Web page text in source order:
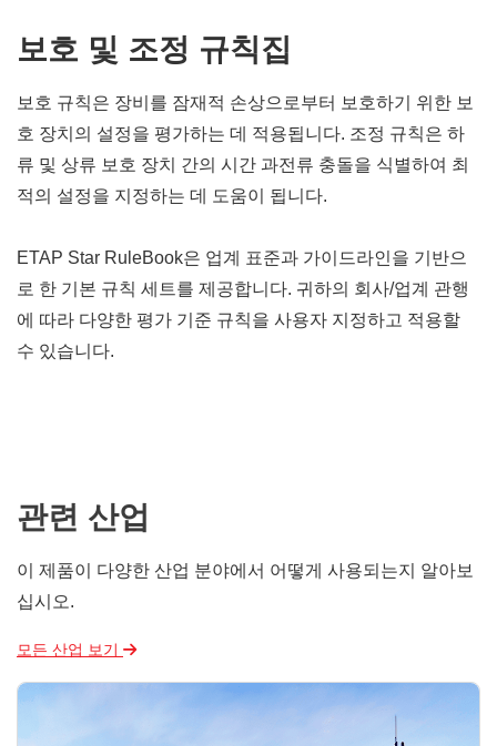
보호 및 조정 규칙집
보호 규칙은 장비를 잠재적 손상으로부터 보호하기 위한 보
호 장치의 설정을 평가하는 데 적용됩니다. 조정 규칙은 하
류 및 상류 보호 장치 간의 시간 과전류 충돌을 식별하여 최
적의 설정을 지정하는 데 도움이 됩니다.
ETAP Star RuleBook은 업계 표준과 가이드라인을 기반으
로 한 기본 규칙 세트를 제공합니다. 귀하의 회사/업계 관행
에 따라 다양한 평가 기준 규칙을 사용자 지정하고 적용할
수 있습니다.
관련 산업
이 제품이 다양한 산업 분야에서 어떻게 사용되는지 알아보
십시오.
모든 산업 보기